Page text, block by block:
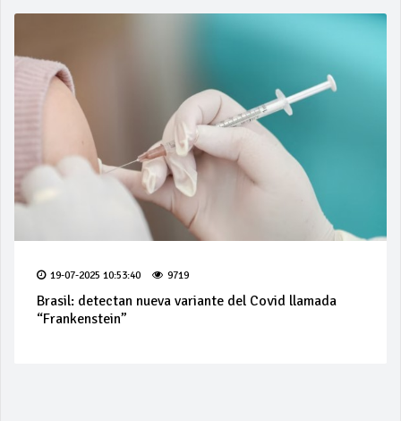
19-07-2025 10:53:40 9719
Brasil: detectan nueva variante del Covid llamada
“Frankenstein”